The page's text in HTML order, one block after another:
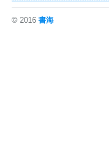
© 2016 書海